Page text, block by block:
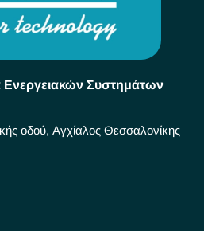
Ενεργειακών Συστημάτων
οδού, Αγχίαλος Θεσσαλονίκης